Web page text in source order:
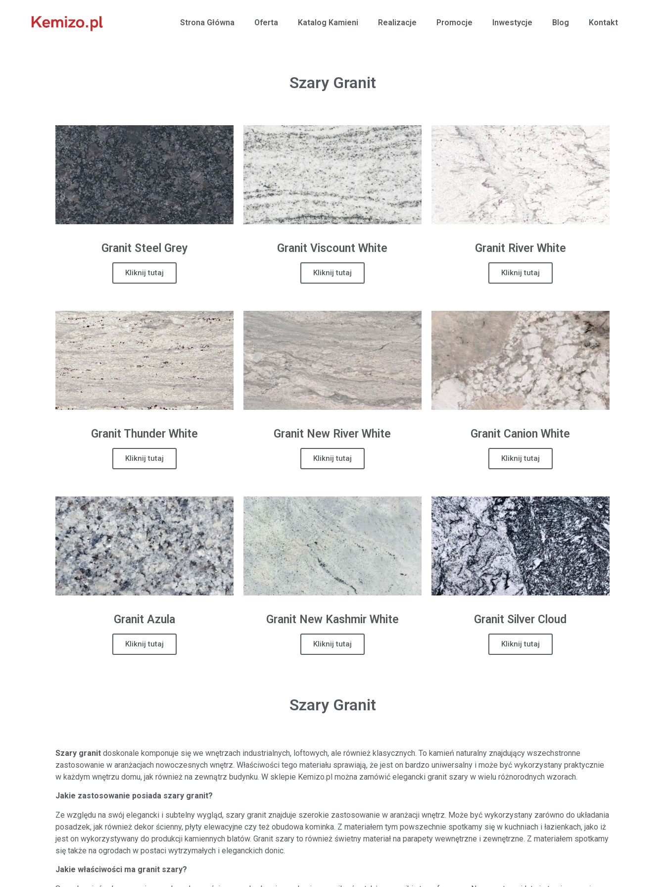
Strona Główna Oferta Katalog Kamieni Realizacje Promocje Inwestycje Blog Kontakt
Szary Granit
Granit Steel Grey
Kliknij tutaj
GranitViscount White
Kliknij tutaj
Granit River White
Kliknij tutaj
Granit Thunder White
Kliknij tutaj
Granit New River White
Kliknij tutaj
Granit Canion White
Kliknij tutaj
Granit Azula
Kliknij tutaj
Granit New Kashmir White
Kliknij tutaj
Granit Silver Cloud
Kliknij tutaj
Szary Granit
Szary granit doskonale komponuje się we wnętrzach industrialnych, loftowych, ale również klasycznych. To kamień naturalny znajdujący wszechstronne
zastosowanie w aranżacjach nowoczesnych wnętrz. Właściwości tego materiału sprawiają, że jest on bardzo uniwersalny i może być wykorzystany praktycznie
w każdym wnętrzu domu, jak również na zewnątrz budynku. W sklepie Kemizo.pl można zamówić elegancki granit szary w wielu różnorodnych wzorach.
Jakie zastosowanie posiada szary granit?
Ze względu na swój elegancki i subtelny wygląd, szary granit znajduje szerokie zastosowanie w aranżacji wnętrz. Może być wykorzystany zarówno do układania
posadzek, jak również dekor ścienny, płyty elewacyjne czy też obudowa kominka. Z materiałem tym powszechnie spotkamy się w kuchniach i łazienkach, jako iż
jest on wykorzystywany do produkcji kamiennych blatów. Granit szary to również świetny materiał na parapety wewnętrzne i zewnętrzne. Z materiałem spotkamy
się także na ogrodach w postaci wytrzymałych i eleganckich donic.
Jakie właściwości ma granit szary?